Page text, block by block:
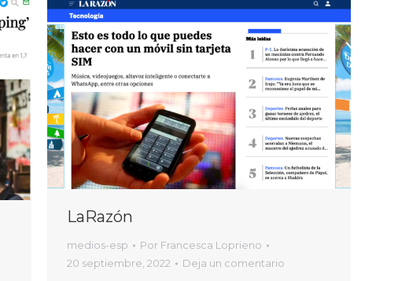
LaRazón
medios-esp Por Francesca Loprieno
20 septiembre, 2022
Deja un comentario